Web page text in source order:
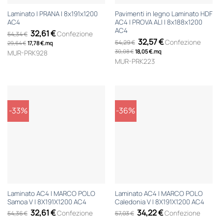
Laminato | PRANA | 8x191x1200
AC4
54,34€ Il
prezzo
originale
era:
54,34 €.
32,61€Il
prezzo
Confezione
29,64€ 17,78€.mq
MUR-PRK928
Pavimenti in legno Laminato HDF
AC4 | PROVA ALI | 8x188x1200
AC4
54,29€ Il
prezzo
originale
era:
54,29 €.
32,57€Il
prezzo
Confezione
30,08€ 18,05€.mq
MUR-PRK223
-33%
Laminato AC4 | MARCO POLO
Samoa V | 8X191X1200 AC4
54,36€ Il
prezzo
32,61€Il
prezzo
Confezione
-36%
Laminato AC4 | MARCO POLO
Caledonia V | 8X191X1200 AC4
57,03€ Il
prezzo
34,22€Il
prezzo
Confezione